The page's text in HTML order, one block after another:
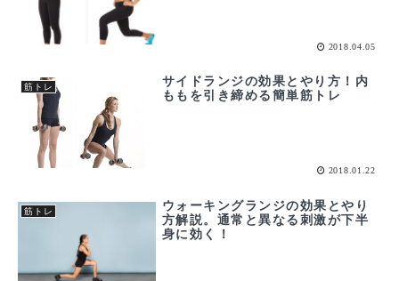
2018.04.05
筋トレ
サイドランジの効果とやり方！内
ももを引き締める簡単筋トレ
2018.01.22
筋トレ
ウォーキングランジの効果とやり
方解説。通常と異なる刺激が下半
身に効く！